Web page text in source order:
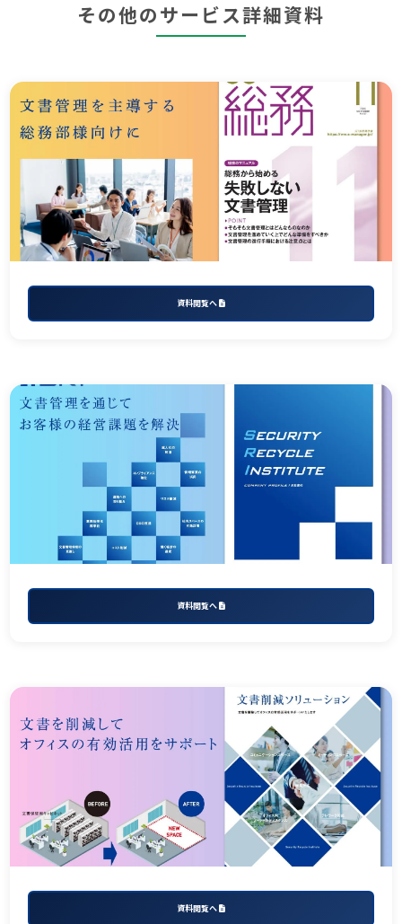
その他のサービス詳細資料
資料閲覧へ
資料閲覧へ
資料閲覧へ